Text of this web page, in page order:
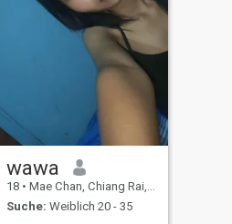
wawa
18 • Mae Chan, Chiang Rai, Thailand
Suche: Weiblich 20 - 35